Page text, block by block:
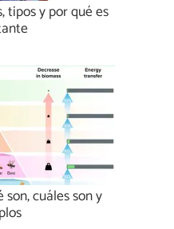
tipos y por qué es
cuáles son y